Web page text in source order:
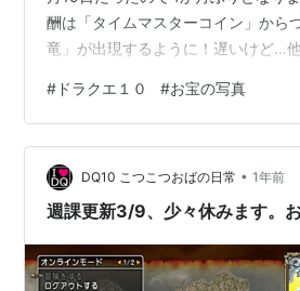
酬は「タイムマスターコイン」から
竜」が出現するように！遅いけど…
ボス実装後なのでふくびき券が補充
いと思います。と言うことで、今回
てきた記事です。 ◆目次◆ お宝の
識 お宝の場所と中身 １枚目 ２枚目
６枚目 ７枚目 ８枚目 ９枚目 １０枚
# ドラクエ１０ #お宝の写真
DQ10 こつこつおばの日常 • 1年前
週課更新3/9、少々休みます。お